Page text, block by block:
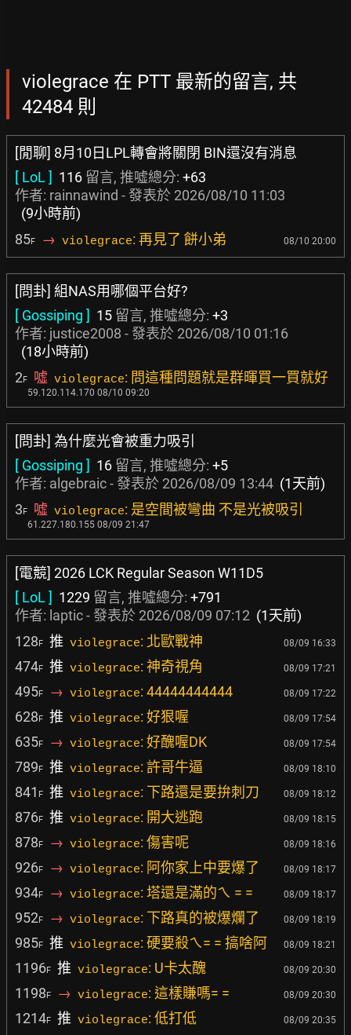
violegrace 在 PTT 最新的留言, 共
42484 則
[閒聊] 8月10日LPL轉會將關閉 BIN還沒有消息
[ LoL ] 116 留言, 推噓總分: +63
作者: rainnawind - 發表於 2026/08/10 11:03
(9小時前)
85F → violegrace: 再見了 餅小弟 08/10 20:00
[問卦] 組NAS用哪個平台好?
[ Gossiping ] 15 留言, 推噓總分: +3
作者: justice2008 - 發表於 2026/08/10 01:16
(18小時前)
2F 噓 violegrace: 問這種問題就是群暉買一買就好
59.120.114.170 08/10 09:20
[問卦] 為什麼光會被重力吸引
[ Gossiping ] 16 留言, 推噓總分: +5
作者: algebraic- 發表於 2026/08/09 13:44 (1天前)
3F 噓 violegrace: 是空間被彎曲 不是光被吸引
61.227.180.155 08/09 21:47
[電競] 2026 LCK Regular Season W11D5
[ LoL ] 1229 留言, 推噓總分: +791
作者: laptic- 發表於 2026/08/09 07:12 (1天前)
128F 推 violegrace: 北歐戰神 08/09 16:33
474F 推 violegrace: 神奇視角 08/09 17:21
495F → violegrace: 44444444444 08/09 17:22
628F 推 violegrace: 好狠喔 08/09 17:54
635F → violegrace: 好醜喔DK 08/09 17:54
789F 推 violegrace: 許哥牛逼 08/09 18:10
841 F 推 violegrace: 下路還是要拚刺刀 08/09 18:12
876F 推 violegrace: 開大逃跑 08/09 18:15
878F → violegrace: 傷害呢 08/09 18:16
926F → violegrace: 阿你家上中要爆了 08/09 18:17
934F → violegrace: 塔還是滿的ㄟ = = 08/09 18:17
952F → violegrace: 下路真的被爆爛了 08/09 18:19
985F 推 violegrace: 硬要殺ㄟ= = 搞啥阿 08/09 18:21
1196F 推 violegrace: U卡太醜 08/09 20:30
1198F → violegrace: 這樣賺嗎= = 08/09 20:30
1214F 推 violegrace: 低打低 08/09 20:35